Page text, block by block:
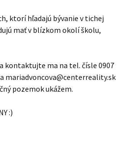
ktorí hľadajú bývanie v tichej
mať v blízkom okolí školu,
kontaktujte ma na tel. čísle 0907
mariadvoncova@centerreality.sk
pozemok ukážem.
:)